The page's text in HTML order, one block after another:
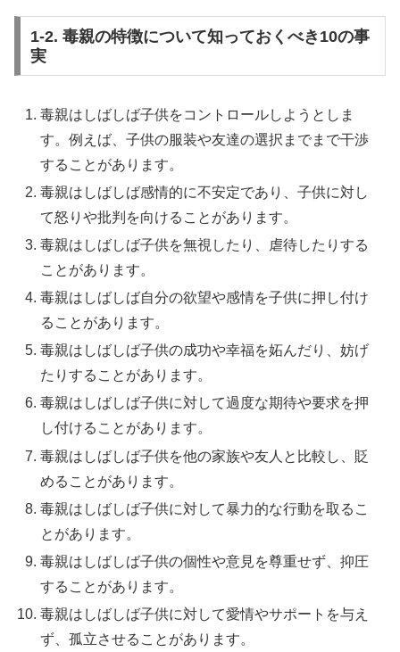
1-2. 毒親の特徴について知っておくべき10の事
実
毒親はしばしば子供をコントロールしようとしま
す。例えば、子供の服装や友達の選択までまで干渉
することがあります。
毒親はしばしば感情的に不安定であり、子供に対し
て怒りや批判を向けることがあります。
毒親はしばしば子供を無視したり、虐待したりする
ことがあります。
毒親はしばしば自分の欲望や感情を子供に押し付け
ることがあります。
毒親はしばしば子供の成功や幸福を妬んだり、妨げ
たりすることがあります。
毒親はしばしば子供に対して過度な期待や要求を押
し付けることがあります。
毒親はしばしば子供を他の家族や友人と比較し、貶
めることがあります。
毒親はしばしば子供に対して暴力的な行動を取るこ
とがあります。
毒親はしばしば子供の個性や意見を尊重せず、抑圧
することがあります。
毒親はしばしば子供に対して愛情やサポートを与え
ず、孤立させることがあります。